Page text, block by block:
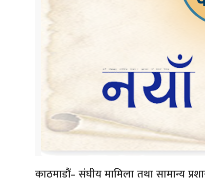
काठमाडौं– संघीय मामिला तथा सामान्य